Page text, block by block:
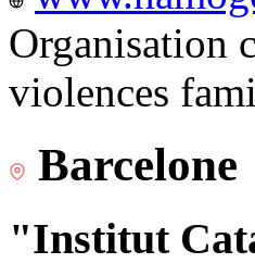
Organisation
violences
Barcelone
"Institut